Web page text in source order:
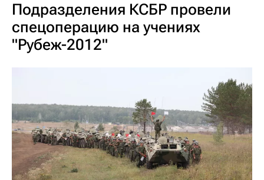
Подразделения КСБР провели
спецоперацию на учениях
"Рубеж-2012"